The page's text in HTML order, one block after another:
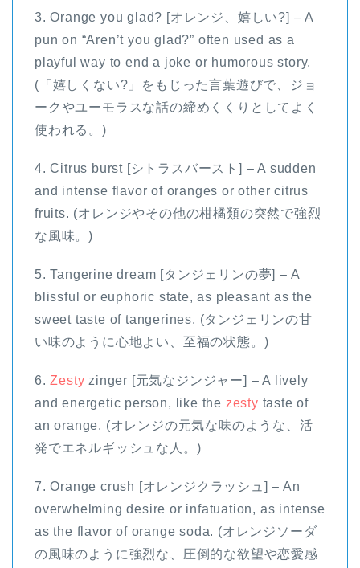
3. Orange you glad? [オレンジ、嬉しい?] – A
pun on “Aren’t you glad?” often used as a
playful way to end a joke or humorous story.
(「嬉しくない?」をもじった言葉遊びで、ジョ
ークやユーモラスな話の締めくくりとしてよく
使われる。)
4. Citrus burst [シトラスバースト] – A sudden
and intense flavor of oranges or other citrus
fruits. (オレンジやその他の柑橘類の突然で強烈
な風味。)
5. Tangerine dream [タンジェリンの夢] – A
blissful or euphoric state, as pleasant as the
sweet taste of tangerines. (タンジェリンの甘
い味のように心地よい、至福の状態。)
6.Zesty zinger [元気なジンジャー] – A lively
and energetic person, like the zesty taste of
an orange. (オレンジの元気な味のような、活
発でエネルギッシュな人。)
7. Orange crush [オレンジクラッシュ] – An
overwhelming desire or infatuation, as intense
as the flavor of orange soda. (オレンジソーダ
の風味のように強烈な、圧倒的な欲望や恋愛感